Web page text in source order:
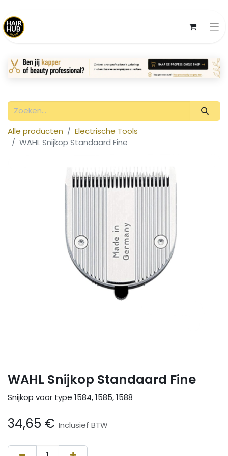
Alle producten
Electrische Tools
WAHL Snijkop Standaard Fine
WAHL Snijkop Standaard Fine
Snijkop voor type 1584, 1585, 1588
34,65 € Inclusief BTW